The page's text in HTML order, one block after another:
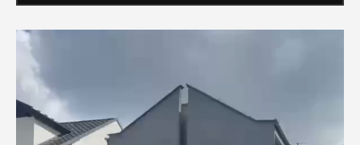
Odtwarzacz